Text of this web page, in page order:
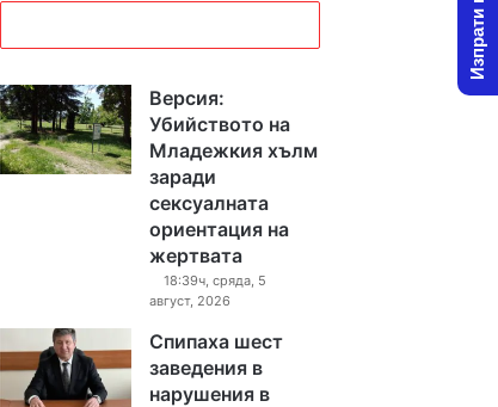
Версия:
Убийството на
Младежкия хълм
заради
сексуалната
ориентация на
жертвата
18:39ч, сряда, 5
август, 2026
Спипаха шест
заведения в
нарушения в